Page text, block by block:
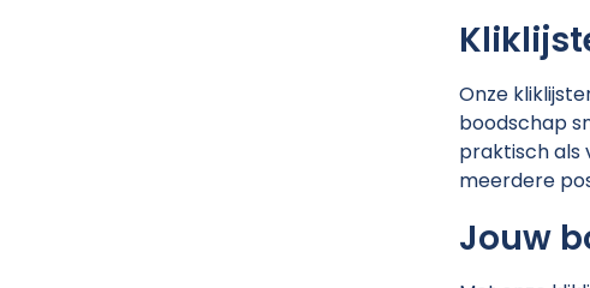
Onze
boodschap
praktisch als
meerdere
Jouw